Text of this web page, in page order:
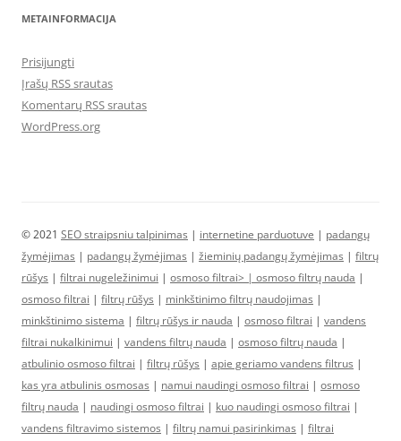
METAINFORMACIJA
Prisijungti
Įrašų RSS srautas
Komentarų RSS srautas
WordPress.org
© 2021 SEO straipsniu talpinimas | internetine parduotuve | padangų
žymėjimas | padangų žymėjimas | žieminių padangų žymėjimas | filtrų
rūšys | filtrai nugeležinimui | osmoso filtrai> | osmoso filtrų nauda |
osmoso filtrai | filtrų rūšys | minkštinimo filtrų naudojimas |
minkštinimo sistema | filtrų rūšys ir nauda | osmoso filtrai | vandens
filtrai nukalkinimui | vandens filtrų nauda | osmoso filtrų nauda |
atbulinio osmoso filtrai | filtrų rūšys | apie geriamo vandens filtrus |
kas yra atbulinis osmosas | namui naudingi osmoso filtrai | osmoso
filtrų nauda | naudingi osmoso filtrai | kuo naudingi osmoso filtrai |
vandens filtravimo sistemos | filtrų namui pasirinkimas | filtrai